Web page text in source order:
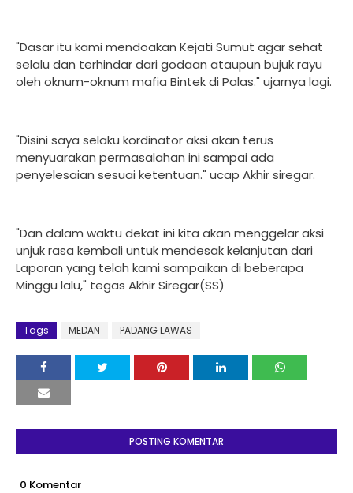
"Dasar itu kami mendoakan Kejati Sumut agar sehat
selalu dan terhindar dari godaan ataupun bujuk rayu
oleh oknum-oknum mafia Bintek di Palas." ujarnya lagi.
"Disini saya selaku kordinator aksi akan terus
menyuarakan permasalahan ini sampai ada
penyelesaian sesuai ketentuan." ucap Akhir siregar.
"Dan dalam waktu dekat ini kita akan menggelar aksi
unjuk rasa kembali untuk mendesak kelanjutan dari
Laporan yang telah kami sampaikan di beberapa
Minggu lalu," tegas Akhir Siregar(SS)
Tags MEDAN PADANG LAWAS
POSTING KOMENTAR
0 Komentar